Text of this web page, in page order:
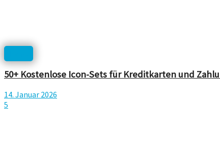
50+ Kostenlose Icon-Sets für Kreditkarten und
14. Januar 2026
5